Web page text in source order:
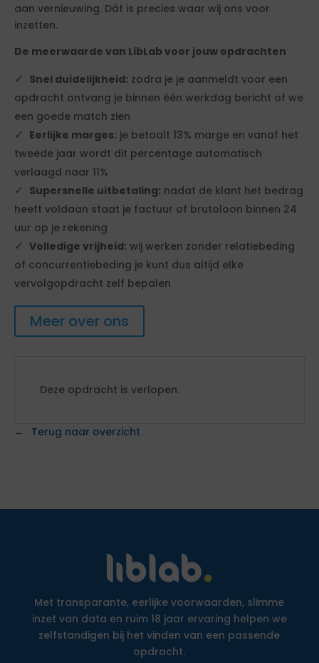
aan vernieuwing. Dát is precies waar wij ons voor
inzetten.
De meerwaarde van LibLab voor jouw opdrachten
Snel duidelijkheid: zodra je je aanmeldt voor een
opdracht ontvang je binnen één werkdag bericht of we
een goede match zien
Eerlijke marges: je betaalt 13% marge en vanaf het
tweede jaar wordt dit percentage automatisch
verlaagd naar 11%
Supersnelle uitbetaling: nadat de klant het bedrag
heeft voldaan staat je factuur of brutoloon binnen 24
uur op je rekening
Volledige vrijheid: wij werken zonder relatiebeding
of concurrentiebeding je kunt dus altijd elke
vervolgopdracht zelf bepalen
Meer over ons
Deze opdracht is verlopen.
Terug naar overzicht
Met transparante, eerlijke voorwaarden, slimme
inzet van data en ruim 18 jaar ervaring helpen we
zelfstandigen bij het vinden van een passende
opdracht.